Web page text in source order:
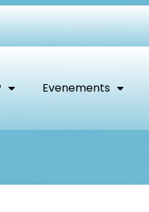
Evenements